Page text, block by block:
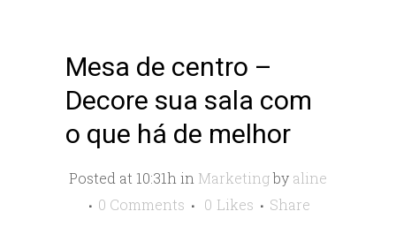
Mesa de centro –
Decore sua sala com
o que há de melhor
Posted at 10:31h in Marketingby aline
0 Comments
0 Likes Share